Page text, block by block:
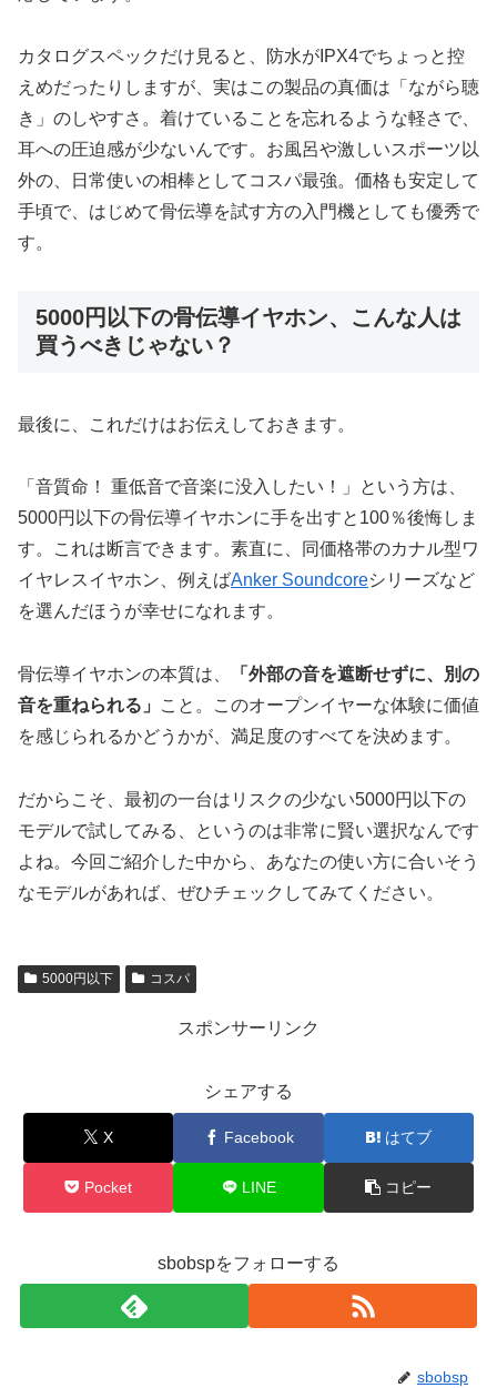
カタログスペックだけ見ると、防水がIPX4でちょっと控
えめだったりしますが、実はこの製品の真価は「ながら聴
き」のしやすさ。着けていることを忘れるような軽さで、
耳への圧迫感が少ないんです。お風呂や激しいスポーツ以
外の、日常使いの相棒としてコスパ最強。価格も安定して
手頃で、はじめて骨伝導を試す方の入門機としても優秀で
す。
5000円以下の骨伝導イヤホン、こんな人は
買うべきじゃない？
最後に、これだけはお伝えしておきます。
「音質命！ 重低音で音楽に没入したい！」という方は、
5000円以下の骨伝導イヤホンに手を出すと100％後悔しま
す。これは断言できます。素直に、同価格帯のカナル型ワ
イヤレスイヤホン、例えばAnker Soundcoreシリーズなど
を選んだほうが幸せになれます。
骨伝導イヤホンの本質は、
「外部の音を遮断せずに、別の
音を重ねられる」
こと。このオープンイヤーな体験に価値
を感じられるかどうかが、満足度のすべてを決めます。
だからこそ、最初の一台はリスクの少ない5000円以下の
モデルで試してみる、というのは非常に賢い選択なんです
よね。今回ご紹介した中から、あなたの使い方に合いそう
なモデルがあれば、ぜひチェックしてみてください。
5000円以下 コスパ
スポンサーリンク
シェアする
X Facebook はてブ
Pocket LINE コピー
sbobspをフォローする
sbobsp